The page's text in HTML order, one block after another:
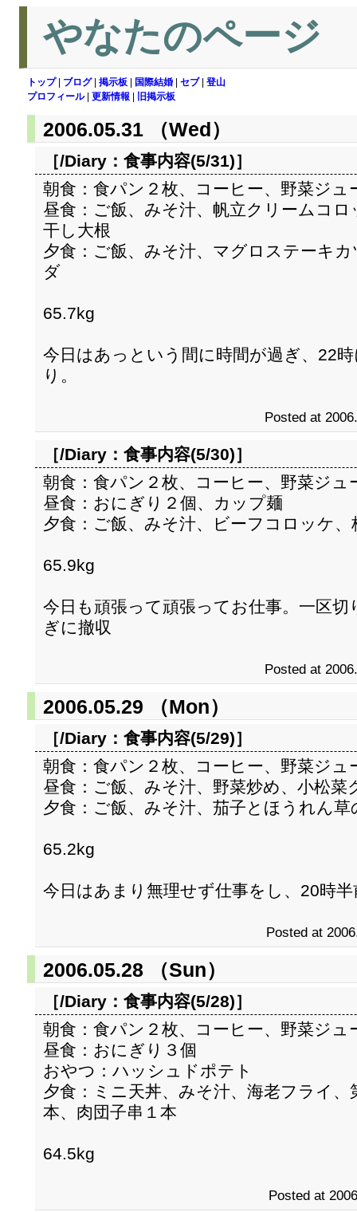
やなたのページ
トップ| ブログ| 掲示板 国際結婚 セブ| 登山
プロフィール| 更新情報 旧掲示板
2006.05.31 （Wed）
［/Diary： 食事内容(5/31)］
朝食：食パン２枚、コーヒー、野菜ジュ
昼食：ご飯、みそ汁、帆立クリームコ
干し大根
夕食：ご飯、みそ汁、マグロステーキ
ダ
65.7kg
今日はあっという間に時間が過ぎ、22
り。
Posted at
［/Diary： 食事内容(5/30)］
朝食：食パン２枚、コーヒー、野菜ジュ
昼食：おにぎり２個、カップ麺
夕食：ご飯、みそ汁、ビーフコロッケ
65.9kg
今日も頑張って頑張ってお仕事。一区
ぎに撤収
Posted at
2006.05.29 （Mon）
［/Diary： 食事内容(5/29)］
朝食：食パン２枚、コーヒー、野菜ジュ
昼食：ご飯、みそ汁、野菜炒め、小松菜
夕食：ご飯、みそ汁、茄子とほうれん
65.2kg
今日はあまり無理せず仕事をし、20時
Posted at
2006.05.28 （Sun）
［/Diary： 食事内容(5/28)］
朝食：食パン２枚、コーヒー、野菜ジュ
昼食：おにぎり３個
おやつ：ハッシュドポテト
夕食：ミニ天丼、みそ汁、海老フライ
本、肉団子串１本
64.5kg
Posted at